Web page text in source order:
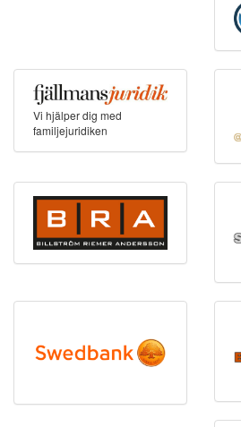
Vi hjälper dig med
familjejuridiken